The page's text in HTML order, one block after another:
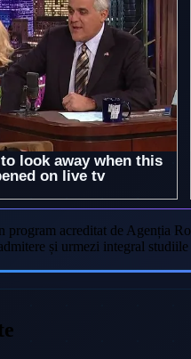
program acreditat de
și urmezi integral